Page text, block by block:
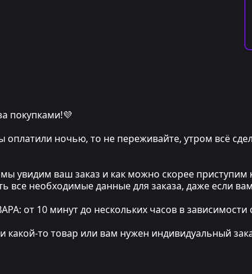
покупками!💜
оплатили ночью, то не переживайте, утром всё
мы увидим ваш заказ и как можно скорее
все необходимые данные для заказа, даже если
10 минут до нескольких часов в зависимости
то товар или вам нужен индивидуальный